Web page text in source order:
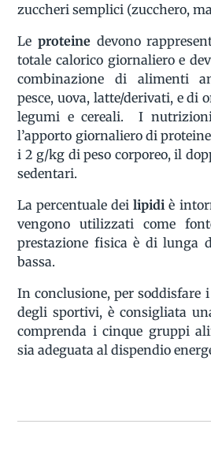
zuccheri semplici (zucchero,
Le proteine devono
totale calorico giornaliero e
combinazione di alimenti
pesce, uova, latte/derivati, e di
legumi e cereali. I
l’apporto giornaliero di
i 2 g/kg di peso corporeo, il
sedentari.
La percentuale dei lipidi è
vengono utilizzati come
prestazione fisica è di lunga
bassa.
In conclusione, per
degli sportivi, è consigliata
comprenda i cinque gruppi
sia adeguata al dispendio